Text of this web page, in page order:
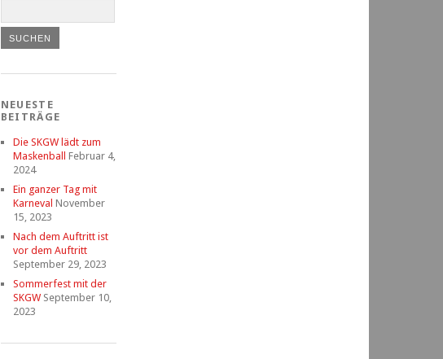
NEUESTE
BEITRÄGE
Die SKGW lädt zum
Maskenball
Februar 4,
2024
Ein ganzer Tag mit
Karneval November
15, 2023
Nach dem Auftritt ist
vor dem Auftritt
September 29, 2023
Sommerfest mit der
SKGW September 10,
2023